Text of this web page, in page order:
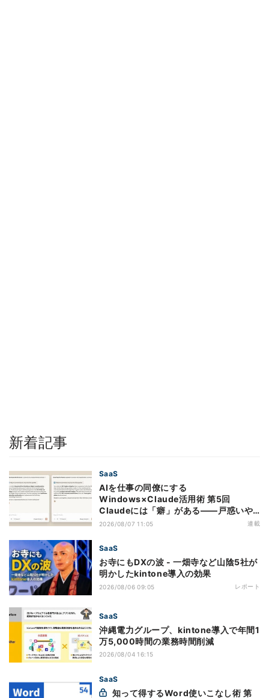
新着記事
SaaS
AIを仕事の同僚にする
Windows×Claude活用術 第5回
Claudeには「癖」がある――戸惑いや
すい7つの仕様
2026/08/07 11:05 連載
SaaS
お寺にもDXの波 - 一畑寺など山陰5社が
明かしたkintone導入の効果
2026/08/06 09:05 レポート
SaaS
沖縄電力グループ、kintone導入で年間1
万5,000時間の業務時間削減
2026/08/04 16:15
SaaS